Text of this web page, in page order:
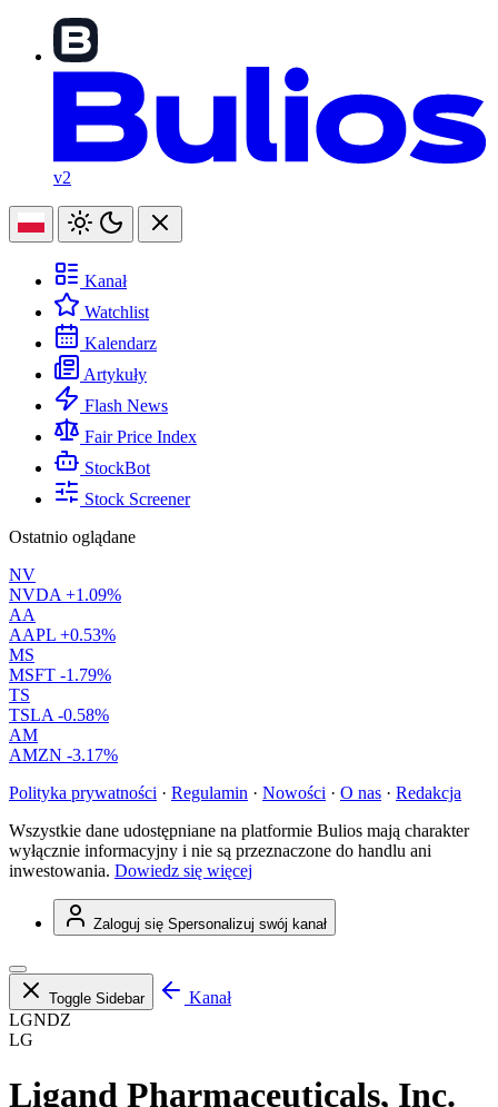
v2
Kanał
Watchlist
Kalendarz
Artykuły
Flash News
Fair Price Index
StockBot
Stock Screener
Ostatnio oglądane
NV
NVDA +1.09%
AA
AAPL +0.53%
MS
MSFT -1.79%
TS
TSLA -0.58%
AM
AMZN -3.17%
Polityka prywatności · Regulamin · Nowości · O nas · Redakcja
Wszystkie dane udostępniane na platformie Bulios mają charakter
wyłącznie informacyjny i nie są przeznaczone do handlu ani
inwestowania. Dowiedz się więcej
Zaloguj się Spersonalizuj swój kanał
Toggle Sidebar
Kanał
LGNDZ
LG
Ligand Pharmaceuticals, Inc.